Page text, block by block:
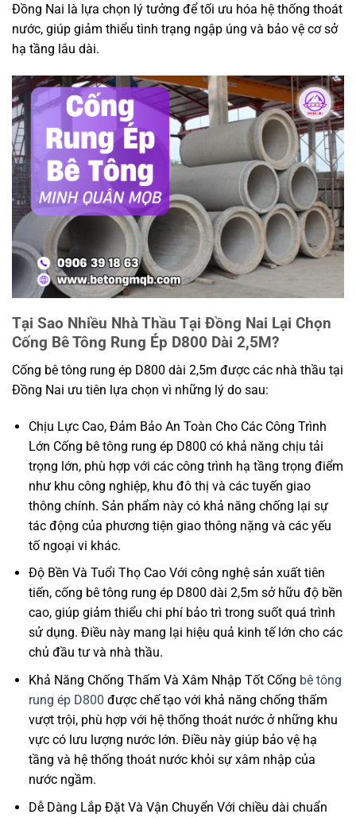
Đồng Nai là lựa chọn lý tưởng để tối ưu hóa hệ thống thoát
nước, giúp giảm thiểu tình trạng ngập úng và bảo vệ cơ sở
hạ tầng lâu dài.
Tại Sao Nhiều Nhà Thầu Tại Đồng Nai Lại Chọn
Cống Bê Tông Rung Ép D800 Dài 2,5M?
Cống bê tông rung ép D800 dài 2,5m được các nhà thầu tại
Đồng Nai ưu tiên lựa chọn vì những lý do sau:
Chịu Lực Cao, Đảm Bảo An Toàn Cho Các Công Trình
Lớn Cống bê tông rung ép D800 có khả năng chịu tải
trọng lớn, phù hợp với các công trình hạ tầng trọng điểm
như khu công nghiệp, khu đô thị và các tuyến giao
thông chính. Sản phẩm này có khả năng chống lại sự
tác động của phương tiện giao thông nặng và các yếu
tố ngoại vi khác.
Độ Bền Và Tuổi Thọ Cao Với công nghệ sản xuất tiên
tiến, cống bê tông rung ép D800 dài 2,5m sở hữu độ bền
cao, giúp giảm thiểu chi phí bảo trì trong suốt quá trình
sử dụng. Điều này mang lại hiệu quả kinh tế lớn cho các
chủ đầu tư và nhà thầu.
Khả Năng Chống Thấm Và Xâm Nhập Tốt Cống bê tông
rung ép D800 được chế tạo với khả năng chống thấm
vượt trội, phù hợp với hệ thống thoát nước ở những khu
vực có lưu lượng nước lớn. Điều này giúp bảo vệ hạ
tầng và hệ thống thoát nước khỏi sự xâm nhập của
nước ngầm.
Dễ Dàng Lắp Đặt Và Vận Chuyển Với chiều dài chuẩn